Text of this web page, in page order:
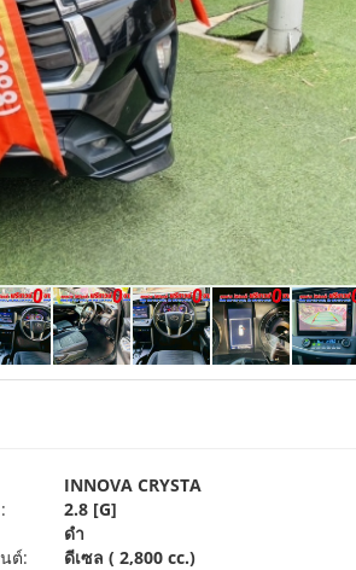
INNOVA CRYSTA
2.8 [G]
ดำ
ต์: ดีเซล ( 2,800 cc.)